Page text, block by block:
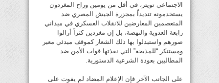
الاجتماعي تويتر، في أقل من يومين وراح المغردون
يستخدمونه تنديداً بمجزرة الجيش المصري ضد
المتعصمين المعارضين للانقلاب العسكري في ميداني
رابعة العدوية والنهضة، بل إن مغردين كثراً أزالوا
صورهم واستبدلوا بها ذلك الشعار كموقف مبدئي معبر
ومستنكر “للمذبحة” التي نفذتها قوات الأمن ضد
المطالبين بعودة الشرعية الدستورية.
على الجانب الآخر فإن الإعلام المضاد لم يفوت على